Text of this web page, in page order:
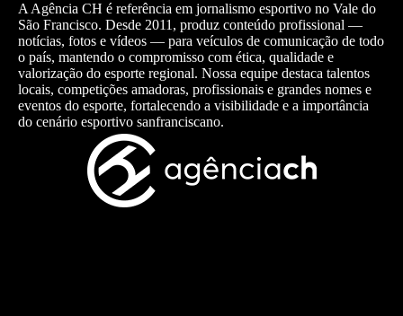
A Agência CH é referência em jornalismo esportivo no Vale do
São Francisco. Desde 2011, produz conteúdo profissional —
notícias, fotos e vídeos — para veículos de comunicação de todo
o país, mantendo o compromisso com ética, qualidade e
valorização do esporte regional. Nossa equipe destaca talentos
locais, competições amadoras, profissionais e grandes nomes e
eventos do esporte, fortalecendo a visibilidade e a importância
do cenário esportivo sanfranciscano.